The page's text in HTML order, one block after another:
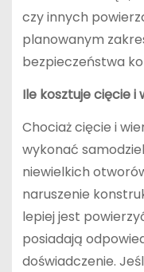
czy innych
planowanym
bezpieczeństwa
Ile kosztuje cięcie
Chociaż cięcie i
wykonać
niewielkich
naruszenie
lepiej jest
posiadają
doświadczenie.